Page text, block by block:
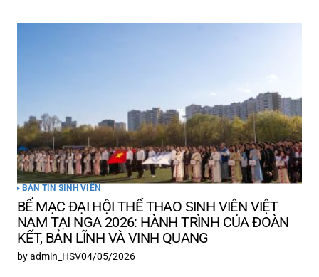
BẢN TIN SINH VIÊN
BẾ MẠC ĐẠI HỘI THỂ THAO SINH VIÊN VIỆT
NAM TẠI NGA 2026: HÀNH TRÌNH CỦA ĐOÀN
KẾT, BẢN LĨNH VÀ VINH QUANG
byadmin_HSV04/05/2026